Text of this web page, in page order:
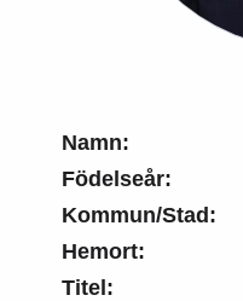
Namn:
Födelseår:
Kommun/Stad:
Hemort:
Titel: